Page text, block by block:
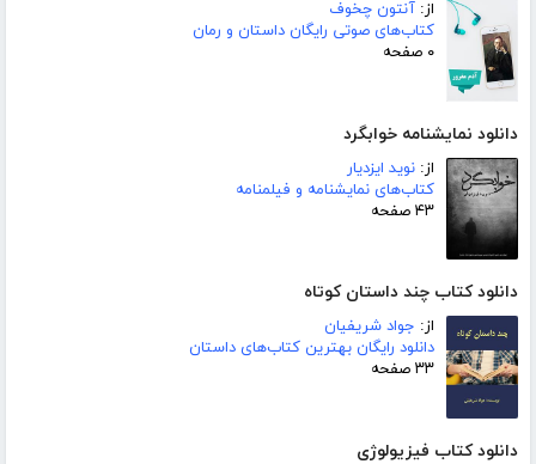
از: آنتون چخوف
کتاب‌های صوتی رایگان داستان و رمان
۰ صفحه
دانلود نمایشنامه خوابگرد
از: نوید ایزدیار
کتاب‌های نمایشنامه و فیلمنامه
۴۳ صفحه
دانلود کتاب چند داستان کوتاه
از: جواد شریفیان
دانلود رایگان بهترین کتاب‌های داستان
۳۳ صفحه
دانلود کتاب فیزیولوژی